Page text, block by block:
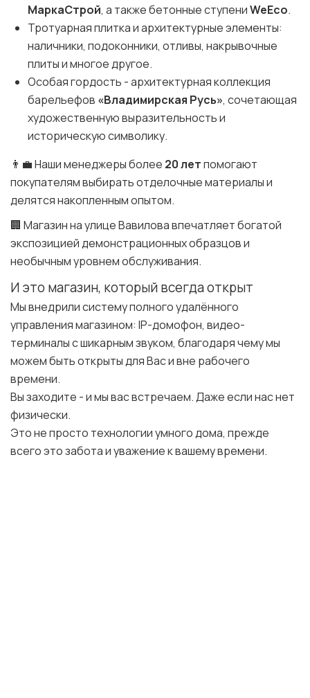
МаркаСтрой, а также бетонные ступениWeEco.
Тротуарная плитка и архитектурные элементы:
наличники, подоконники, отливы, накрывочные
плиты и многое другое.
Особая гордость - архитектурная коллекция
барельефов «Владимирская Русь», сочетающая
художественную выразительность и
историческую символику.
👨‍💼 Наши менеджеры более 20 летпомогают
покупателям выбирать отделочные материалы и
делятся накопленным опытом.
🏢 Магазин на улице Вавилова впечатляет богатой
экспозицией демонстрационных образцов и
необычным уровнем обслуживания.
И это магазин, который всегда открыт
Мы внедрили систему полного удалённого
управления магазином: IP-домофон, видео-
терминалы с шикарным звуком, благодаря чему мы
можем быть открыты для Вас и вне рабочего
времени.
Вы заходите - и мы вас встречаем. Даже если нас нет
физически.
Это не просто технологии умного дома, прежде
всего это забота и уважение к вашему времени.